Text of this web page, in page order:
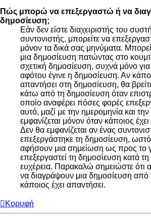
Πώς μπορώ να επεξεργαστώ ή να
δημοσίευση;
Εάν δεν είστε διαχειριστής του
συντονιστής, μπορείτε να
μόνον τα δικά σας μηνύματα.
μια δημοσίευση πατώντας στο
σχετική δημοσίευση, συχνά μόνο
αφότου έγινε η δημοσίευση. Αν
απαντήσει στη δημοσίευση, θα
κάτω από τη δημοσίευση όταν
οποίο αναφέρει πόσες φορές
αυτό, μαζί με την ημερομηνία και
εμφανίζεται μόνον όταν κάποιος
Δεν θα εμφανίζεται αν ένας
επεξεργάστηκε τη δημοσίευση,
αφήσουν μια σημείωση ως προς το
επεξεργαστεί τη δημοσίευση κατά τη
ευχέρεια. Παρακαλώ σημειώστε ότι
να διαγράψουν μια δημοσίευση από
κάποιος έχει απαντήσει.
Κορυφή